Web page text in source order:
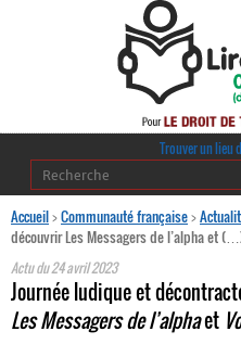
Trouver un lieu
Accueil>Communauté française>
découvrir Les Messagers de l’alpha et
Actu du24 avril 2023
Journée ludique et
Les Messagers de l’alphaet